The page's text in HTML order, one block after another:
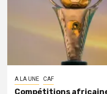
A LA UNE CAF
Compétitions